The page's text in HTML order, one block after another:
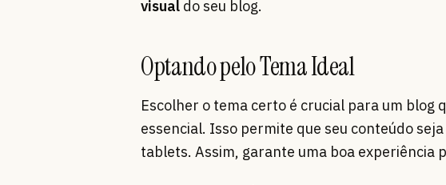
visual do seu blog.
Optando pelo Tema Ideal
Escolher o tema certo é crucial para um blog
essencial. Isso permite que seu conteúdo
tablets. Assim, garante uma boa experiência